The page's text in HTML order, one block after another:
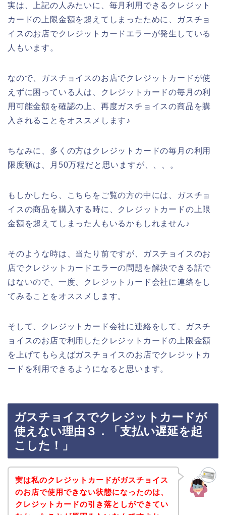
実は、上記の人みたいに、毎月利用できるクレジット
カードの上限金額を超えてしまったために、ガスチョ
イスのお店でクレジットカードエラーが発生している
人もいます。
なので、ガスチョイスのお店でクレジットカードが使
えずに困っている人は、クレジットカードの毎月の利
用可能金額を確認の上、再度ガスチョイスの商品を購
入されることをオススメします♪
ちなみに、多くの方はクレジットカードの毎月の利用
限度額は、月50万程だと思いますが、、、。
もしかしたら、こちらをご覧の方の中には、ガスチョ
イスの商品を購入する時に、クレジットカードの上限
金額を超えてしまった人もいるかもしれません♪
そのような時は、当たり前ですが、ガスチョイスのお
店でクレジットカードエラーの問題を解決できる話で
はないので、一度、クレジットカード会社に連絡をし
てみることをオススメします。
そして、クレジットカード会社に連絡をして、ガスチ
ョイスのお店で利用したクレジットカードの上限金額
を上げてもらえばガスチョイスのお店でクレジットカ
ードを利用できるようになると思います。
ガスチョイスでクレジットカードが
使えない理由３．「支払い遅延を起
こした！」
実は私のクレジットカードがガスチョイス
のお店で使用できない状態になったのは、
クレジットカードの引き落としができてい